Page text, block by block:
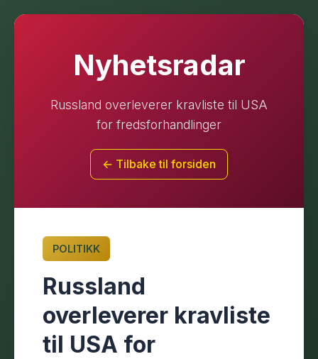
Nyhetsradar
Russland overleverer kravliste til USA
for fredsforhandlinger
← Tilbake til forsiden
POLITIKK
Russland
overleverer kravliste
til USA for